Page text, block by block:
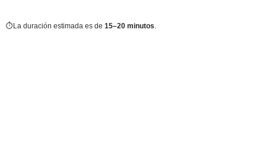
⏱ La duración estimada es de15–20 minutos.